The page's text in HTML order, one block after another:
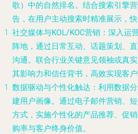
歌）中的自然排名。结合搜索引擎
告，在用户主动搜索时精准展示，快
社交媒体与KOL/KOC营销 ：深入运
阵地，通过日常互动、话题策划、
沟通。联合行业关键意见领袖或真
其影响力和信任背书，高效实现客户
数据驱动与个性化触达 ：利用数据
建用户画像。通过电子邮件营销、
方式，实施个性化的产品推荐、促
购率与客户终身价值。